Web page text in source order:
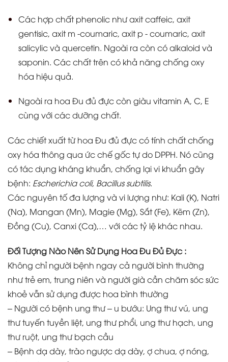
Các hợp chất phenolic như axit caffeic, axit
gentisic, axit m ‐coumaric, axit p ‐ coumaric, axit
salicylic và quercetin. Ngoài ra còn có alkaloid và
saponin. Các chất trên có khả năng chống oxy
hóa hiệu quả.
Ngoài ra hoa Đu đủ đực còn giàu vitamin A, C, E
cùng với các dưỡng chất.
Các chiết xuất từ hoa Đu đủ đực có tính chất chống
oxy hóa thông qua ức chế gốc tự do DPPH. Nó cũng
có tác dụng kháng khuẩn, chống lại vi khuẩn gây
bệnh: Escherichia coli, Bacillus subtilis.
Các nguyên tố đa lượng và vi lượng như: Kali (K), Natri
(Na), Mangan (Mn), Magie (Mg), Sắt (Fe), Kẽm (Zn),
Đồng (Cu), Canxi (Ca),… với các tỷ lệ khác nhau.
Đối Tượng Nào Nên Sử Dụng Hoa Đu Đủ Đực :
Không chỉ người bệnh ngay cả người bình thường
như trẻ em, trung niên và người già cần chăm sóc sức
khoẻ vẫn sử dụng được hoa bình thường
– Người có bệnh ung thư – u bướu: Ung thư vú, ung
thư tuyến tuyền liệt, ung thư phổi, ung thư hạch, ung
thư ruột, ung thư bạch cầu
– Bệnh dạ dày, trào ngược dạ dày, ợ chua, ợ nóng,